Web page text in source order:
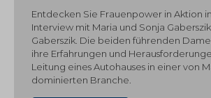
Entdecken Sie Frauenpower in Aktion
Interview mit Maria und Sonja
Gaberszik. Die beiden führenden
ihre Erfahrungen und
Leitung eines Autohauses in einer von
dominierten Branche.